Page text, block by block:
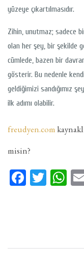
yüzeye çıkartılmasıdır.
Zihin, unutmaz; sadece
olan her şey, bir şekilde
cümlede, bazen bir
gösterir. Bu nedenle
geldiğimizi sandığımız
ilk adımı olabilir.
freudyen.com
misin?
Facebook